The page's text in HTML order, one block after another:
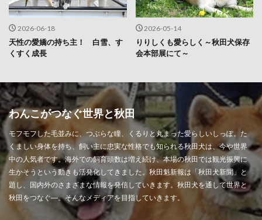
2026-06-18
天性の愛嬌の持ち主！ 白雪、す
くすく成長
2026-05-14
りりしくも愛らしく～秋田犬保存
会本部展にて～
わんこがつなぐ世界と秋田
モフモフした毛並みに、つぶらな瞳、くるりと丸まった愛らしいしっぽ。た
くましい身体を持ち、飼い主に忠実な性格でも知られる秋田犬は、今や世界
中の人気者です。海外での飼育頭数は増え続け、本場の秋田では観光振興に
生かそうという動きも活発化してきました。秋田魁新報は「秋田犬新聞」と
題し、国内外のさまざまな情報を発信していきます。秋田犬を通して世界と
秋田をつなぐ―。そんなメディアを目指していきます。